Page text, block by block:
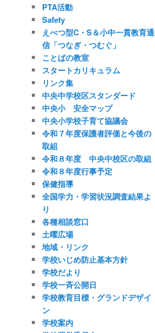
PTA活動
Safety
えべつ型C・S＆小中一貫教育通
信「つなぎ・つむぐ」
ことばの教室
スタートカリキュラム
リンク集
中央中学校区スタンダード
中央小 安全マップ
中央小学校子育て協議会
令和７年度保護者評価と今後の
取組
令和８年度 中央中校区の取組
令和８年度行事予定
保健指導
全国学力・学習状況調査結果よ
り
各種相談窓口
土曜広場
地域・リンク
学校いじめ防止基本方針
学校だより
学校一斉公開日
学校教育目標・グランドデザイ
ン
学校案内